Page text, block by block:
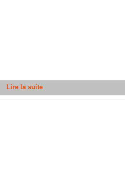
Lire la suite